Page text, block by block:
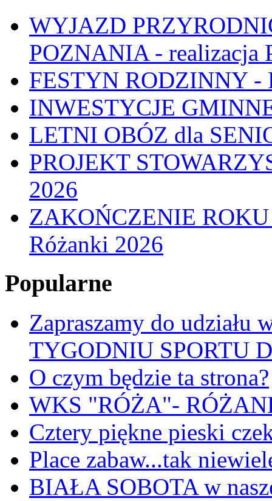
WYJAZD
POZNANIA - realizacja
FESTYN RODZINNY -
INWESTYCJE
LETNI OBÓZ dla
PROJEKT
2026
ZAKOŃCZENIE
Różanki 2026
Popularne
Zapraszamy do udziału
TYGODNIU SPORTU
O czym będzie ta strona?
WKS "RÓŻA"-
Cztery piękne pieski
Place zabaw...tak
BIAŁA SOBOTA w